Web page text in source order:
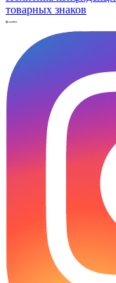
товарных знаков